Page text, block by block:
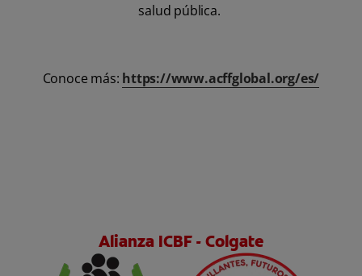
salud pública.
Conoce más: https://www.acffglobal.org/es/
Alianza ICBF - Colgate